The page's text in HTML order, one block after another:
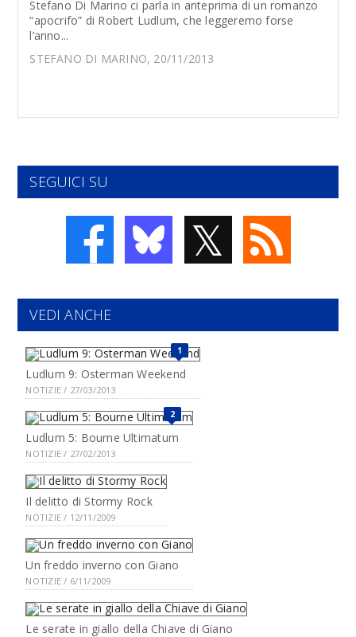
Stefano Di Marino ci parla in anteprima di un romanzo
“apocrifo” di Robert Ludlum, che leggeremo forse
l’anno...
STEFANO DI MARINO, 20/11/2013
SEGUICI SU
𝕏
VEDI ANCHE
1
Ludlum 9: Osterman Weekend
NOTIZIE / 27/03/2013
2
Ludlum 5: Bourne Ultimatum
NOTIZIE / 27/02/2013
Il delitto di Stormy Rock
NOTIZIE / 12/11/2009
Un freddo inverno con Giano
NOTIZIE / 6/11/2009
Le serate in giallo della Chiave di Giano